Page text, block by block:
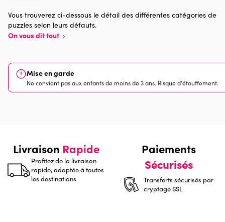
Dimensions
Vous trouverez ci-dessous le détail des différentes catégories de
puzzles selon leurs défauts.
On vous dit tout ›
Mise en garde
Ne convient pas aux enfants de moins de 3 ans. Risque d'étouffement.
Livraison Rapide
Profitez de la livraison
rapide, adaptée à toutes
les destinations
Paiements
Sécurisés
Transferts sécurisés par
cryptage SSL